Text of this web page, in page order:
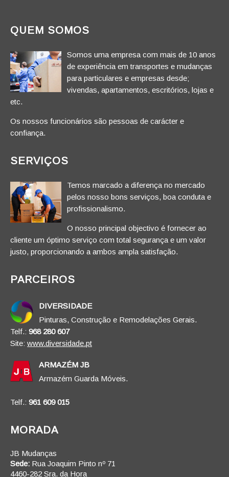
QUEM SOMOS
Somos uma empresa com mais de 10 anos
de experiência em transportes e mudanças
para particulares e empresas desde;
vivendas, apartamentos, escritórios, lojas e
etc.
Os nossos funcionários são pessoas de carácter e
confiança.
SERVIÇOS
Temos marcado a diferença no mercado
pelos nosso bons serviços, boa conduta e
profissionalismo.
O nosso principal objectivo é fornecer ao
cliente um óptimo serviço com total segurança e um valor
justo, proporcionando a ambos ampla satisfação.
PARCEIROS
DIVERSIDADE
Pinturas, Construção e Remodelações Gerais.
Telf.: 968 280 607
Site: www.diversidade.pt
ARMAZÉM JB
Armazém Guarda Móveis.
Telf.: 961 609 015
MORADA
JB Mudanças
Sede: Rua Joaquim Pinto nº 71
4460-282 Sra. da Hora